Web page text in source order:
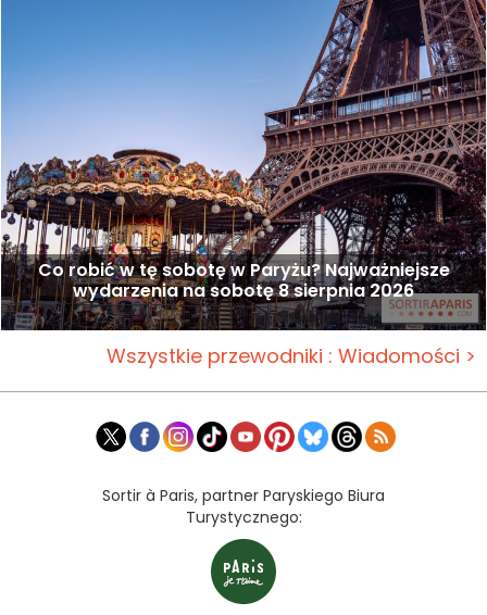
Co robić w tę sobotę w Paryżu? Najważniejsze
wydarzenia na sobotę 8 sierpnia 2026
Wszystkie przewodniki : Wiadomości >
Sortir à Paris, partner Paryskiego Biura
Turystycznego: